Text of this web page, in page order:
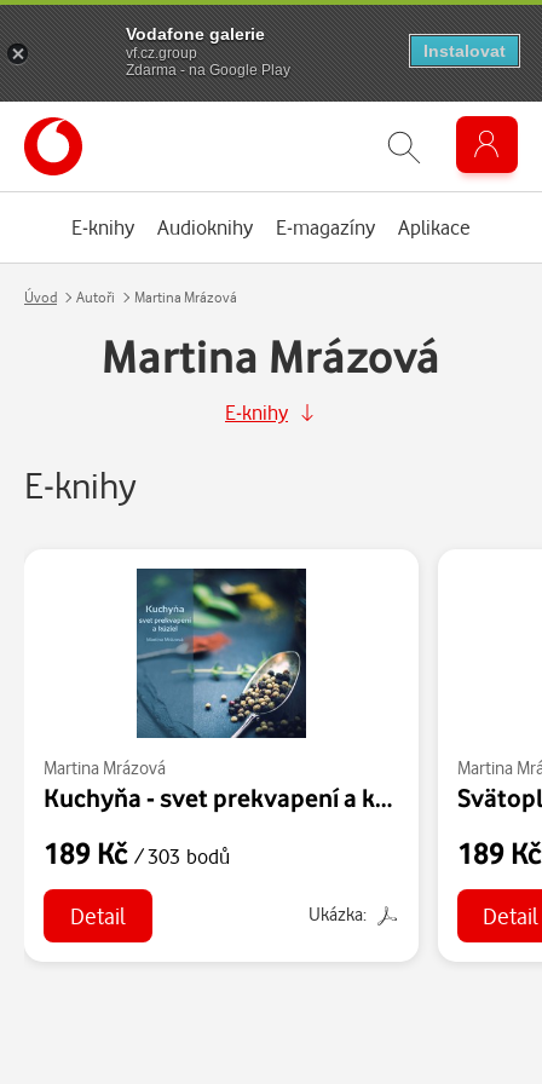
E-knihy Audioknihy E-magazíny Aplikace
Úvod Autoři Martina Mrázová
Martina Mrázová
E-knihy
E-knihy
Martina Mrázová
Kuchyňa - svet prekvapení a kúziel
189 Kč / 303 bodů
Detail Ukázka:
Martina
189
Detail
Vodafone galerie
vf.cz.group
Zdarma - na Google Play
Instalovat